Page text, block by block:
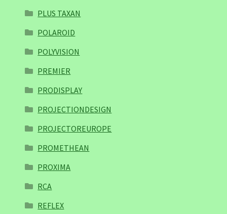
PLUS TAXAN
POLAROID
POLYVISION
PREMIER
PRODISPLAY
PROJECTIONDESIGN
PROJECTOREUROPE
PROMETHEAN
PROXIMA
RCA
REFLEX